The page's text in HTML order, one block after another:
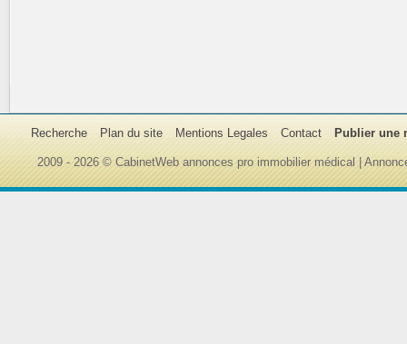
Recherche Plan du site Mentions Legales Contact Publier une
2009 - 2026 © CabinetWeb annonces pro immobilier médical |